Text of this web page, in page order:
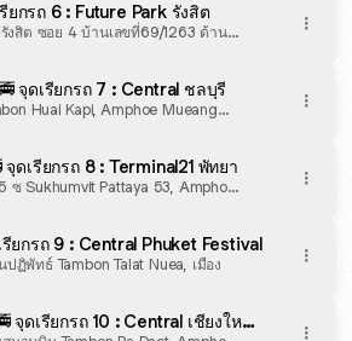
ยกรถ 6 : Future Park รังสิต
งสิต ซอย 4 บ้านเลขที่69/1263 ด้าน
จุดเรียกรถ 7 : Central ชลบุรี
Huai Kapi, Amphoe Mueang
ดเรียกรถ 8 : Terminal21 พัทยา
ซ Sukhumvit Pattaya 53, Amphoe
ยกรถ 9 : Central Phuket Festival
ฏิพัทธ์ Tambon Talat Nuea, เมือง
จุดเรียกรถ 10 : Central เชียงใหม่